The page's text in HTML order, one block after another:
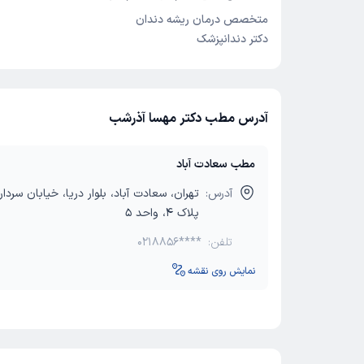
متخصص درمان ریشه دندان
دکتر دندانپزشک
آدرس مطب دکتر مهسا آذرشب
مطب سعادت آباد
آدرس: تهران، سعادت آباد، بلوار دریا، خیابان
پلاک 4، واحد 5
تلفن: 0218856****
نمایش روی نقشه